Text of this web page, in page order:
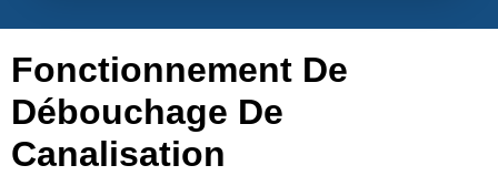
Fonctionnement De
Débouchage De
Canalisation